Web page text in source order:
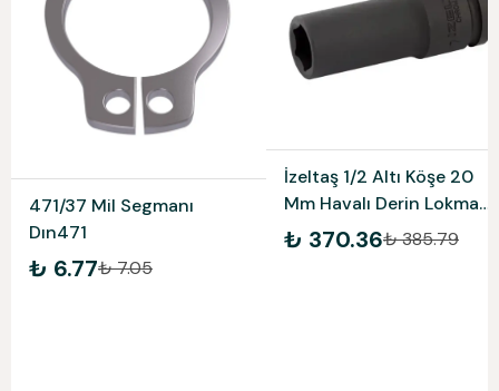
471/37 Mil Segmanı
Dın471
₺ 6.77₺ 7.05
İzeltaş 1/2 Altı Köşe 20
Mm Havalı Derin Lokma
Anh 1108067020
₺ 370.36₺ 385.79